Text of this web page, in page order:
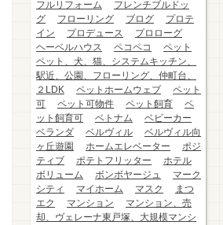
フルリフォーム
フレンチブルドッ
グ
フローリング ブログ
プロテ
イン
プロデュース
プロローグ
ヘーベルハウス
ペコペコ
ペット
ペット、犬、猫、システムキッチン、
駅近、公園、フローリング、仲町台、
２LDK
ペットホームウェブ
ペット
可
ペット可物件 ペット飼育
ペ
ット飼育可
ベトナム
ベビーカー
ベランダ
ベルヴィル
ベルヴィル向
ヶ丘遊園
ホームエレベーター
ポジ
ティブ
ポテトフリッター
ホテル
ボリューム
ボンボヤージュ
マーク
シティ
マイホーム マスク
まつ
エク
マンション
マンション、売
却、ヴェレーナ東戸塚、大規模マンシ